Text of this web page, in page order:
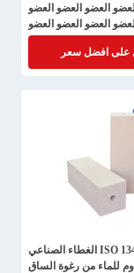
العضو العضو العضو
العضو العضو العضو العضو
على افضل سعر
ISO 13485 EVA الغطاء الصناعي
للماء من رغوة الساق